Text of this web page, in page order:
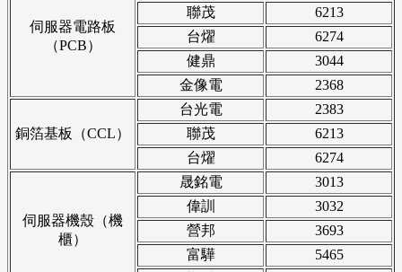
伺服器電路板
（PCB）
聯茂
6213
台燿
6274
健鼎
3044
金像電
2368
銅箔基板（CCL）
台光電
2383
聯茂
6213
台燿
6274
伺服器機殼（機
櫃）
晟銘電
3013
偉訓
3032
營邦
3693
富驊
5465